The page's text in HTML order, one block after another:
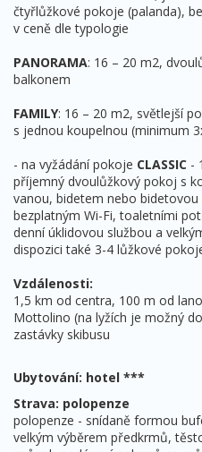
čtyřlůžkové pokoje (palanda),
v ceně dle typologie
PANORAMA: 16 – 20 m2,
balkonem
FAMILY: 16 – 20 m2, světlejší
s jednou koupelnou (minimum
- na vyžádání pokoje CLASSIC -
příjemný dvoulůžkový pokoj s
vanou, bidetem nebo
bezplatným Wi-Fi, toaletními
denní úklidovou službou a
dispozici také 3-4 lůžkové
Vzdálenosti:
1,5 km od centra, 100 m od
Mottolino (na lyžích je možný
zastávky skibusu
Ubytování: hotel ***
Strava: polopenze
polopenze - snídaně formou
velkým výběrem předkrmů,